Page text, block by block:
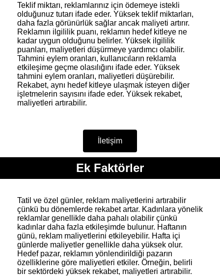
Teklif miktarı, reklamlarınız için ödemeye istekli
olduğunuz tutarı ifade eder. Yüksek teklif miktarları,
daha fazla görünürlük sağlar ancak maliyeti artırır.
Reklamın ilgililik puanı, reklamın hedef kitleye ne
kadar uygun olduğunu belirler. Yüksek ilgililik
puanları, maliyetleri düşürmeye yardımcı olabilir.
Tahmini eylem oranları, kullanıcıların reklamla
etkileşime geçme olasılığını ifade eder. Yüksek
tahmini eylem oranları, maliyetleri düşürebilir.
Rekabet, aynı hedef kitleye ulaşmak isteyen diğer
işletmelerin sayısını ifade eder. Yüksek rekabet,
maliyetleri artırabilir.
İletişim
Ek Faktörler
Tatil ve özel günler, reklam maliyetlerini artırabilir
çünkü bu dönemlerde rekabet artar. Kadınlara yönelik
reklamlar genellikle daha pahalı olabilir çünkü
kadınlar daha fazla etkileşimde bulunur. Haftanın
günü, reklam maliyetlerini etkileyebilir. Hafta içi
günlerde maliyetler genellikle daha yüksek olur.
Hedef pazar, reklamın yönlendirildiği pazarın
özelliklerine göre maliyetleri etkiler. Örneğin, belirli
bir sektördeki yüksek rekabet, maliyetleri artırabilir.